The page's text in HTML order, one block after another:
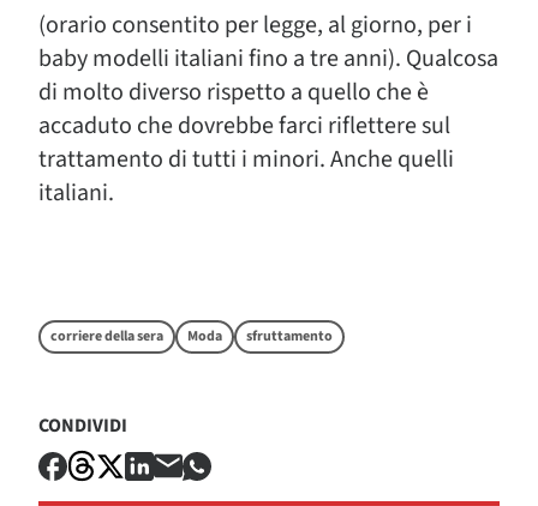
(orario consentito per legge, al giorno, per i
baby modelli italiani fino a tre anni). Qualcosa
di molto diverso rispetto a quello che è
accaduto che dovrebbe farci riflettere sul
trattamento di tutti i minori. Anche quelli
italiani.
corriere della sera Moda sfruttamento
CONDIVIDI